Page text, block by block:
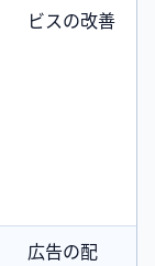
ビスの改善
広告の配